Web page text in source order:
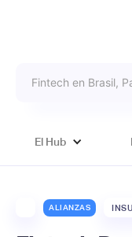
El Hub
ALIANZAS